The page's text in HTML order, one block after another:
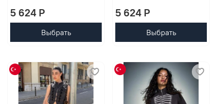
5 624 P
Выбрать
5 624 P
Выбрать